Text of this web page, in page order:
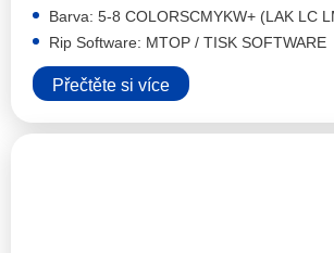
Barva: 5-8 COLORSCMYKW+ (LAK LC
Rip Software: MTOP / TISK SOFTWARE
Přečtěte si více